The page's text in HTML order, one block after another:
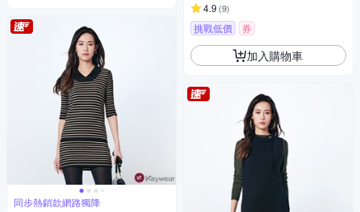
同步熱銷款網路獨降
4.9 (9)
挑戰低價 券
加入購物車